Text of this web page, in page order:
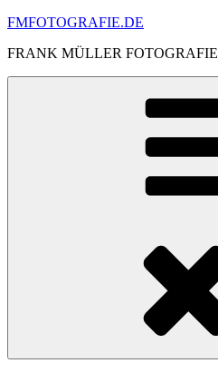
Skip
content
FMFOTOGRAFIE.DE
FRANK MÜLLER FOTOGRAFIE